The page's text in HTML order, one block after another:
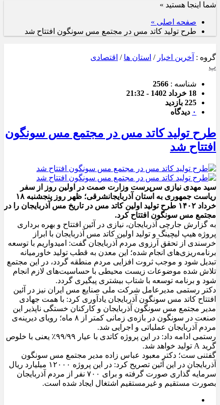
شما اینجا هستید »
صفحه اصلی »
طرح تولید کاتد مس در مجتمع مس سونگون افتتاح شد
گروه : آخرین اخبار / استان ها / اقتصادی
پ
شناسه : 2566
18 خرداد 1402 - 21:32
225 بازدید
۰ دیدگاه
طرح تولید کاتد مس در مجتمع مس سونگون
افتتاح شد
سید مهدی نیازی سرپرست وزارت صمت در اولین روز از سفر
ریاست جمهوری به استان آذربایجانشرقی؛ ظهر روز پنجشنبه ۱۸
خرداد ۱۴۰۲ طرح تولید اولین کاتد مس در تاریخ مس آذربایجان را در
مجتمع مس سونگون افتتاح کرد.
به گزارش جارچی آذربایجان، نیازی در آئین افتتاح و بهره برداری
پروژه هیپ لیچینگ و تولید اولین کاتد مس آذربایجان با ابراز
خرسندی از تحقق آرزوی مردم آذربایجان گفت: امیدواریم با توسعه
برنامه‌ریزی‌های انجام شده؛ این معدن به قطب تولید خاورمیانه
تبدیل شود و موجب ثروت افزایی مردم منطقه گردد، در این مجتمع
تلاش شده موضوعات زیست محیطی با حساسیت‌های لازم انجام
شود و برنامه توسعه با شتاب بیشتری پیگیری گردد.
دکتر رستمی مدیرعامل شرکت ملی صنایع مس ایران نیز در آئین
افتتاح کاتد مس سونگون آذربایجان یادآوری کرد: با همت جهادی
مدیر مجتمع مس سونگون آذربایجان و کارکنان خستگی ناپذیر این
صنعت در سونگون در بازه‌ی زمانی کمتر از ۸ ماه؛ رویای دیرینه‌ی
مردم آذربایجان عملیاتی و اجرایی شد.
رستمی ادامه داد: در این پروژه کاتدی با عیار ۹۹/۹۹٪ یعنی با خلوص
گرید A تولید خواهد شد.
گفتنی ست؛ دکتر معبود عباس زاده مدیر مجتمع مس سونگون
آذربایجان در این آئین تصریح کرد: در این پروژه ۱۲۰۰۰ میلیارد ریال
سرمایه گذاری صورت گرفته و برای ۷۰۰ نفر از مردم آذربایجان
بصورت مستقیم و غیرمستقیم اشتغال‌ ایجاد شده است.